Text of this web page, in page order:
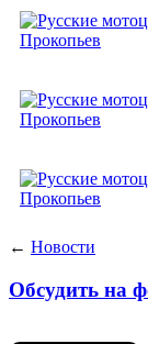
← Новости
Обсудить на